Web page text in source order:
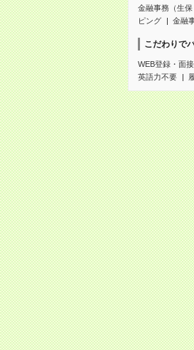
金融事務（生保
ピング
金融
こだわりで
WEB登録・面
英語力不要